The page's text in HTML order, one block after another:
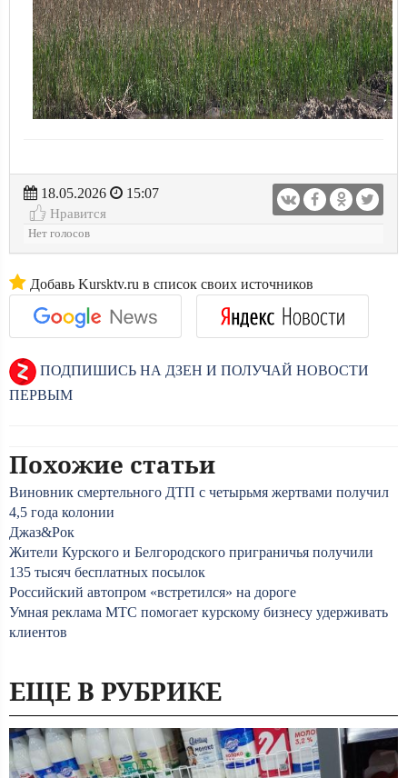
18.05.2026
15:07
Нравится
Нет голосов
Добавь Kursktv.ru в список своих источников
ПОДПИШИСЬ НА ДЗЕН И ПОЛУЧАЙ НОВОСТИ
ПЕРВЫМ
Похожие статьи
Виновник смертельного ДТП с четырьмя жертвами получил
4,5 года колонии
Джаз&Рок
Жители Курского и Белгородского приграничья получили
135 тысяч бесплатных посылок
Российский автопром «встретился» на дороге
Умная реклама МТС помогает курскому бизнесу удерживать
клиентов
ЕЩЕ В РУБРИКЕ